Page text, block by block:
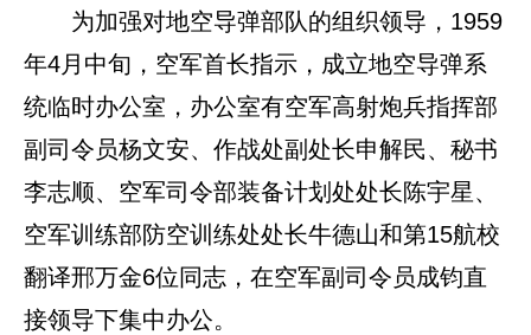
为加强对地空导弹部队的组织领导，1959
年4月中旬，空军首长指示，成立地空导弹系
统临时办公室，办公室有空军高射炮兵指挥部
副司令员杨文安、作战处副处长申解民、秘书
李志顺、空军司令部装备计划处处长陈宇星、
空军训练部防空训练处处长牛德山和第15航校
翻译邢万金6位同志，在空军副司令员成钧直
接领导下集中办公。